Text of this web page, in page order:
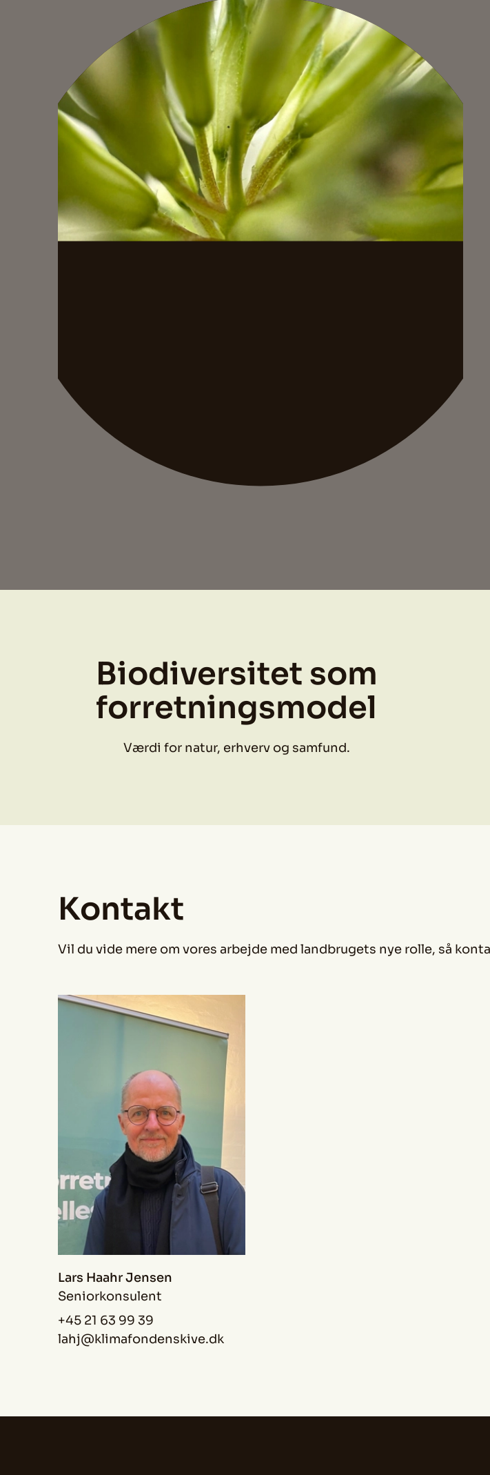
Biodiversitet som
forretningsmodel
Værdi for natur, erhverv og samfund.
Kontakt
Vil du vide mere om vores arbejde med landbrugets nye rolle, så
Lars Haahr Jensen
Seniorkonsulent
+45 21 63 99 39
lahj@klimafondenskive.dk